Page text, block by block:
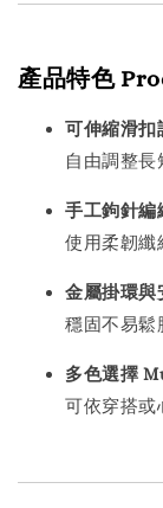
產品特色
可伸縮滑
自由調整長
手工鉤針
使用柔韌纖
金屬掛環
穩固不易鬆
多色選擇
可依穿搭或